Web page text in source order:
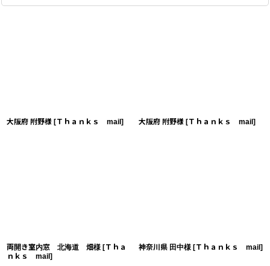
大阪府 附野様 [Ｔｈａｎｋｓ mail] 大阪府 附野様 [Ｔｈａｎｋｓ mail]
両開き室内窓 北海道 畑様 [Ｔｈａ
ｎｋｓ mail]
神奈川県 田中様 [Ｔｈａｎｋｓ mail]